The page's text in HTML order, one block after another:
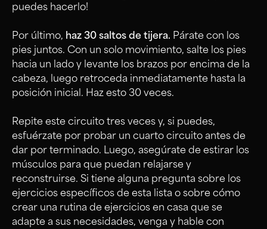
puedes hacerlo!
Por último, haz 30 saltos de tijera. Párate con los
pies juntos. Con un solo movimiento, salte los pies
hacia un lado y levante los brazos por encima de la
cabeza, luego retroceda inmediatamente hasta la
posición inicial. Haz esto 30 veces.
Repite este circuito tres veces y, si puedes,
esfuérzate por probar un cuarto circuito antes de
dar por terminado. Luego, asegúrate de estirar los
músculos para que puedan relajarse y
reconstruirse. Si tiene alguna pregunta sobre los
ejercicios específicos de esta lista o sobre cómo
crear una rutina de ejercicios en casa que se
adapte a sus necesidades, venga y hable con